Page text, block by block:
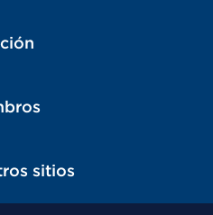
sitios